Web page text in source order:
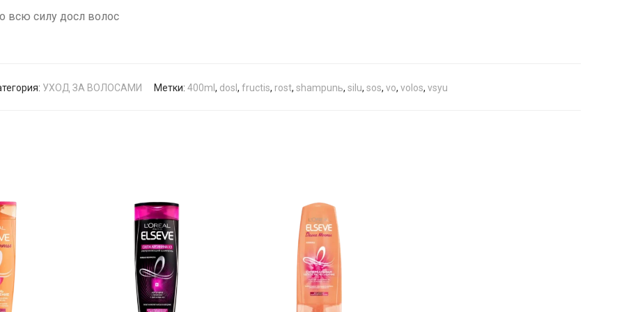
всю силу досл волос
УХОД ЗА ВОЛОСАМИ Метки: 400ml , dosl , fructis, rost, shampunь, silu, sos, vo, volos, vsyu